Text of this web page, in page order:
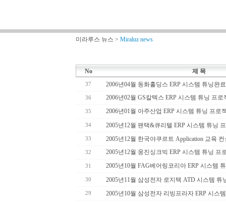
미라루스 뉴스 > Miraluz news
No 제 목
37 2006년04월 동화홀딩스 ERP 시스템 튜닝완료
36 2006년02월 GS칼텍스 ERP 시스템 튜닝 프로
35 2006년01월 아주산업 ERP 시스템 튜닝 프로
34 2005년12월 팬택&큐리텔 ERP 시스템 튜닝
33 2005년12월 한국야쿠르트 Application 교육
32 2005년12월 웅진싱크빅 ERP 시스템 튜닝 프
31 2005년10월 FAG베어링코리아 ERP 시스템
30 2005년11월 삼성전자 로지텍 ATD 시스템 튜
29 2005년10월 삼성전자 리빙프라자 ERP 시스